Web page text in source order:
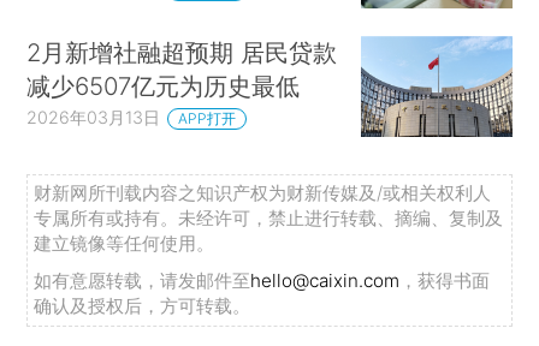
2月新增社融超预期 居民贷款
减少6507亿元为历史最低
2026年03月13日 APP打开
财新网所刊载内容之知识产权为财新传媒及/或相关权利人
专属所有或持有。未经许可，禁止进行转载、摘编、复制及
建立镜像等任何使用。
如有意愿转载，请发邮件至hello@caixin.com ，获得书面
确认及授权后，方可转载。